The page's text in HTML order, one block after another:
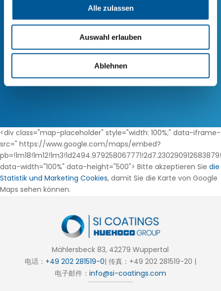
Alle zulassen
Auswahl erlauben
Ablehnen
发送
<div class="map-placeholder" style="width: 100%;" data-iframe-
src=" https://www.google.com/maps/embed?
data-width="100%" data-height="500"> Bitte akzeptieren Sie die
Statistik und Marketing Cookies, damit Sie die Karte von Google
Maps sehen können.
Mählersbeck 83, 42279 Wuppertal
电话： +49 202 281519-0| 传真：+49 202 281519-20 |
电子邮件： info@si-coatings.com